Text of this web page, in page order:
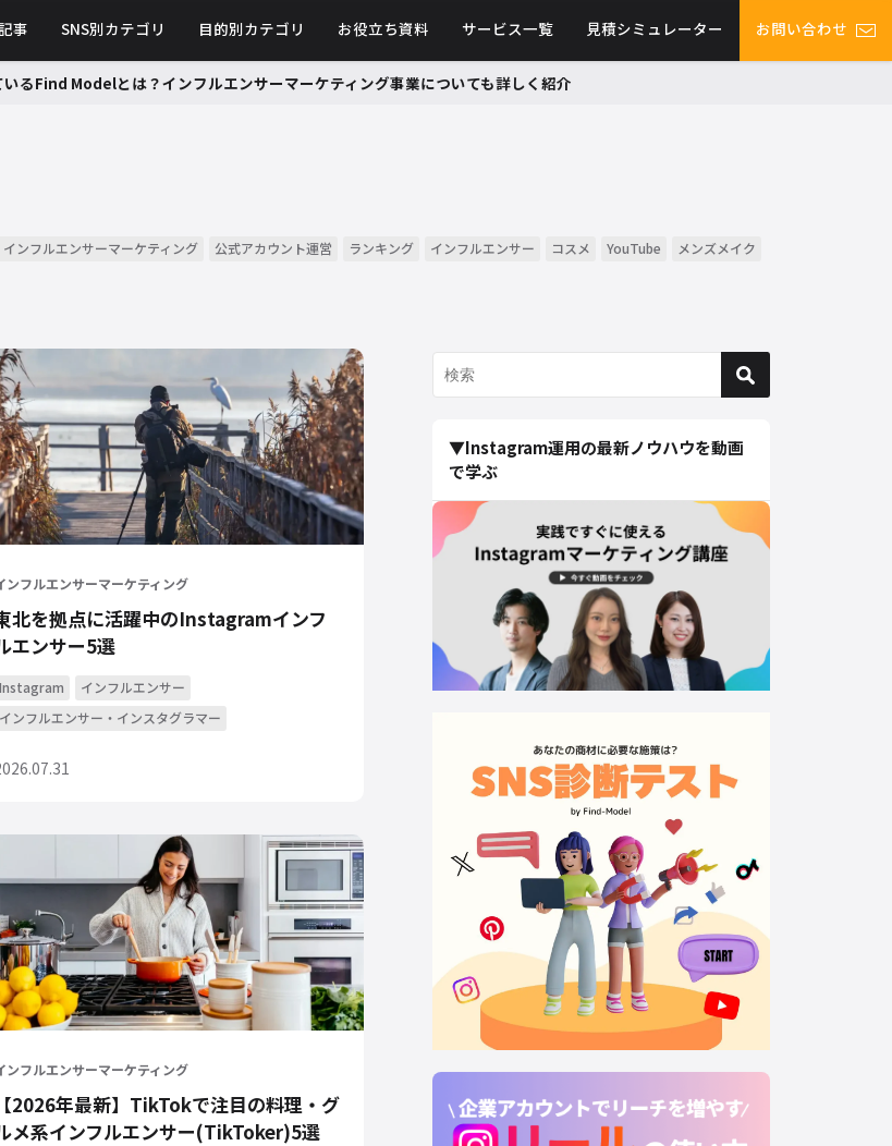
事 SNS別カテゴリ 目的別カテゴリ お役立ち資料 サービス一覧 見積シミュレーター お問い合わせ
るFind Modelとは？インフルエンサーマーケティング事業についても詳しく紹介
インフルエンサーマーケティング 公式アカウント運営 ランキング インフルエンサー コスメ YouTube
メンズメイク
ンフルエンサーマーケティング
北を拠点に活躍中のInstagramインフ
エンサー5選
Instagram
インフルエンサー
インフルエンサー・インスタグラマー
ンフルエンサーマーケティング
【2026年最新】TikTokで注目の料理・グ
メ系インフルエンサー(TikToker)5選
▼Instagram運用の最新ノウハウを動画
で学ぶ